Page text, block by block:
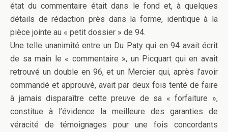
état du commentaire était dans le fond et, à quelques
détails de rédaction près dans la forme, identique à la
pièce jointe au « petit dossier » de 94.
Une telle unanimité entre un Du Paty qui en 94 avait écrit
de sa main le « commentaire », un Picquart qui en avait
retrouvé un double en 96, et un Mercier qui, après l’avoir
commandé et approuvé, avait par deux fois tenté de faire
à jamais disparaître cette preuve de sa « forfaiture »,
constitue à l’évidence la meilleure des garanties de
véracité de témoignages pour une fois concordants